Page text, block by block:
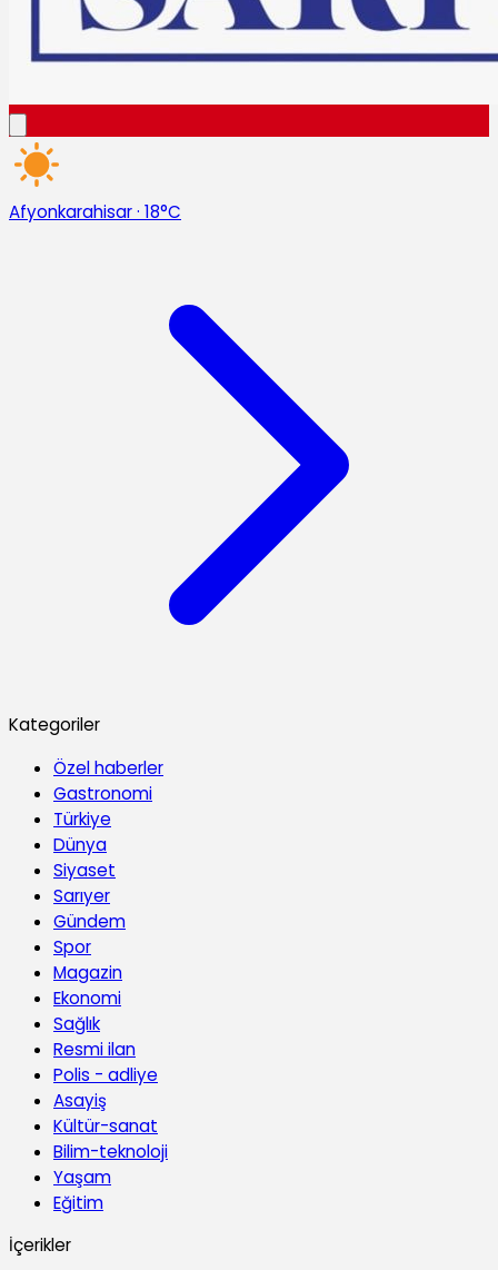
Afyonkarahisar· 18°C
Kategoriler
Özel haberler
Gastronomi
Türkiye
Dünya
Siyaset
Sarıyer
Gündem
Spor
Magazin
Ekonomi
Sağlık
Resmi ilan
Polis - adliye
Asayiş
Kültür-sanat
Bilim-teknoloji
Yaşam
Eğitim
İçerikler